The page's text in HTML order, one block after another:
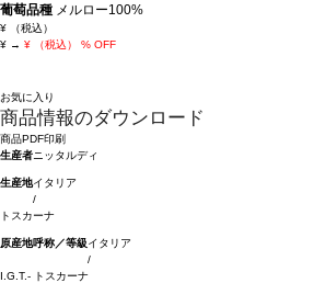
葡萄品種メルロー100%
¥
（税込）
¥ → ¥ （税込） % OFF
お気に入り
商品情報のダウンロード
商品PDF印刷
生産者ニッタルディ
生産地イタリア
/
トスカーナ
原産地呼称／等級イタリア
/
I.G.T.- トスカーナ